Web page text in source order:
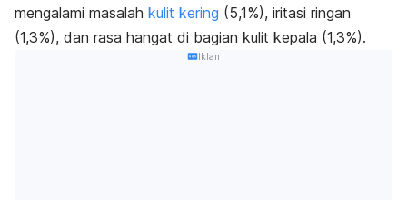
mengalami masalah kulit kering (5,1%), iritasi ringan
(1,3%), dan rasa hangat di bagian kulit kepala (1,3%).
Iklan